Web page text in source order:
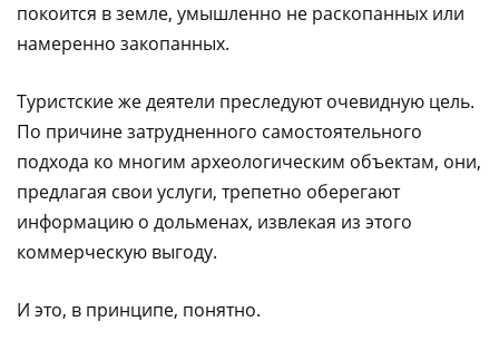
покоится в земле, умышленно не раскопанных или
намеренно закопанных.
Туристские же деятели преследуют очевидную цель.
По причине затрудненного самостоятельного
подхода ко многим археологическим объектам, они,
предлагая свои услуги, трепетно оберегают
информацию о дольменах, извлекая из этого
коммерческую выгоду.
И это, в принципе, понятно.